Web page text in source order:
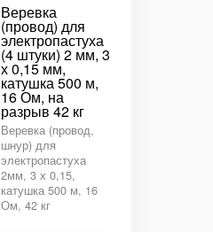
Веревка
(провод) для
электропастуха
(4 штуки) 2 мм, 3
х 0,15 мм,
катушка 500 м,
16 Ом, на
разрыв 42 кг
Веревка (провод,
шнур) для
электропастуха
2мм, 3 х 0,15,
катушка 500 м, 16
Ом, 42 кг